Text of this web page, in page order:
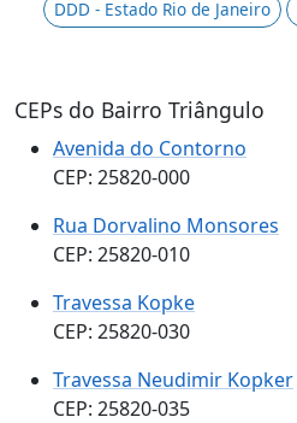
DDD - Estado Rio de Janeiro
CEPs do Bairro Triângulo
Avenida do Contorno
CEP: 25820-000
Rua Dorvalino Monsores
CEP: 25820-010
Travessa Kopke
CEP: 25820-030
Travessa Neudimir Kopker
CEP: 25820-035